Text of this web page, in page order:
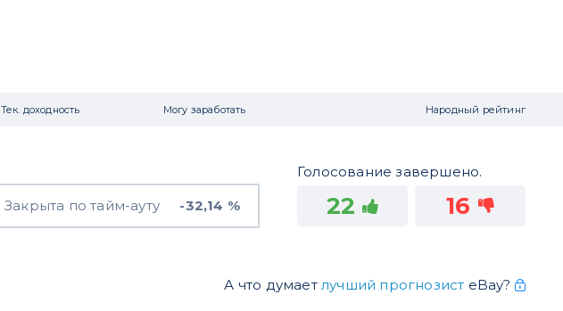
Тек. доходность Могу заработать Народный рейтинг
Закрыта по тайм-ауту -32,14 %
Голосование завершено.
22 16
А что думает лучший прогнозист eBay?